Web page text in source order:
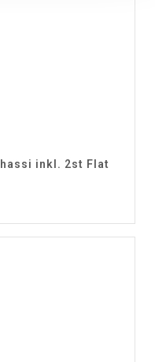
inkl. 2st Flat